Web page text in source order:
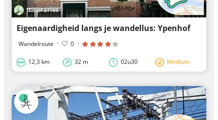
Itineraries
Eigenaardigheid langs je wandellus: Ypenhof
Wandelroute · 0 ·
12,3 km 32 m 02u30 Medium